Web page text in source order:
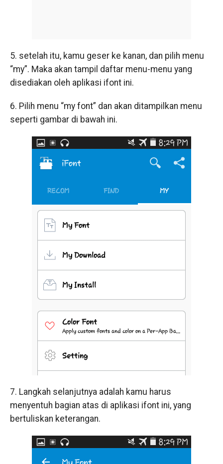
5. setelah itu, kamu geser ke kanan, dan pilih menu
“my”. Maka akan tampil daftar menu-menu yang
disediakan oleh aplikasi ifont ini.
6. Pilih menu “my font” dan akan ditampilkan menu
seperti gambar di bawah ini.
7. Langkah selanjutnya adalah kamu harus
menyentuh bagian atas di aplikasi ifont ini, yang
bertuliskan keterangan.